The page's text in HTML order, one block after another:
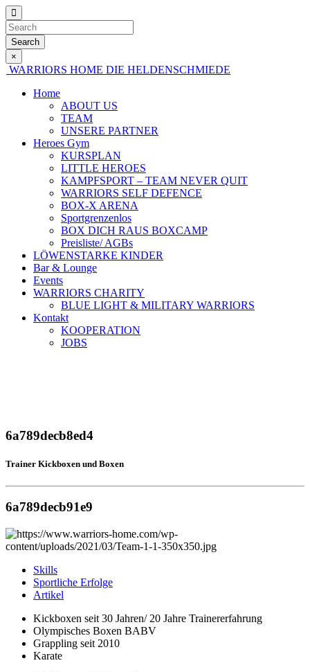
Search
×
WARRIORS HOME DIE HELDENSCHMIEDE
Home
ABOUT US
TEAM
UNSERE PARTNER
Heroes Gym
KURSPLAN
LITTLE HEROES
KAMPFSPORT – TEAM NEVER QUIT
WARRIORS SELF DEFENCE
BOX-X ARENA
Sportgrenzenlos
BOX DICH RAUS BOXCAMP
Preisliste/ AGBs
LÖWENSTARKE KINDER
Bar & Lounge
Events
WARRIORS CHARITY
BLUE LIGHT & MILITARY WARRIORS
Kontakt
KOOPERATION
JOBS
6a789decb8ed4
Trainer Kickboxen und Boxen
6a789decb91e9
Skills
Sportliche Erfolge
Artikel
Kickboxen seit 30 Jahren/ 20 Jahre Trainererfahrung
Olympisches Boxen BABV
Grappling seit 2010
Karate